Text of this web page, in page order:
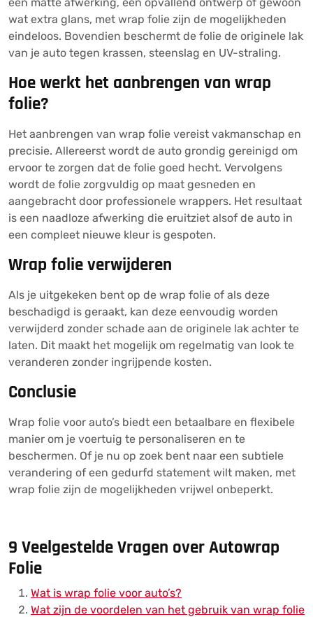
wat extra glans, met wrap folie zijn de mogelijkheden
eindeloos. Bovendien beschermt de folie de originele lak
van je auto tegen krassen, steenslag en UV-straling.
Hoe werkt het aanbrengen van wrap
folie?
Het aanbrengen van wrap folie vereist vakmanschap en
precisie. Allereerst wordt de auto grondig gereinigd om
ervoor te zorgen dat de folie goed hecht. Vervolgens
wordt de folie zorgvuldig op maat gesneden en
aangebracht door professionele wrappers. Het resultaat
is een naadloze afwerking die eruitziet alsof de auto in
een compleet nieuwe kleur is gespoten.
Wrap folie verwijderen
Als je uitgekeken bent op de wrap folie of als deze
beschadigd is geraakt, kan deze eenvoudig worden
verwijderd zonder schade aan de originele lak achter te
laten. Dit maakt het mogelijk om regelmatig van look te
veranderen zonder ingrijpende kosten.
Conclusie
Wrap folie voor auto’s biedt een betaalbare en flexibele
manier om je voertuig te personaliseren en te
beschermen. Of je nu op zoek bent naar een subtiele
verandering of een gedurfd statement wilt maken, met
wrap folie zijn de mogelijkheden vrijwel onbeperkt.
9 Veelgestelde Vragen over Autowrap
Folie
Wat is wrap folie voor auto’s?
Wat zijn de voordelen van het gebruik van wrap folie